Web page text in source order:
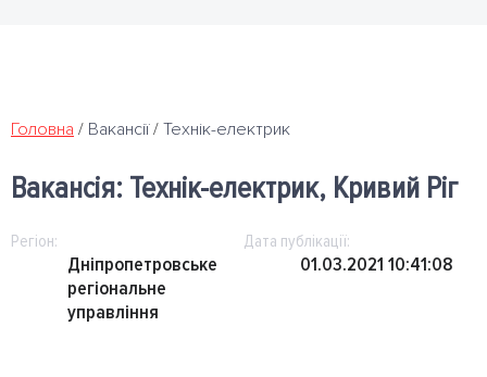
Головна / Вакансії/ Технік-електрик
Вакансія: Технік-електрик, Кривий Ріг
Регіон:
Дніпропетровське
регіональне
управління
Дата публікації:
01.03.2021 10:41:08